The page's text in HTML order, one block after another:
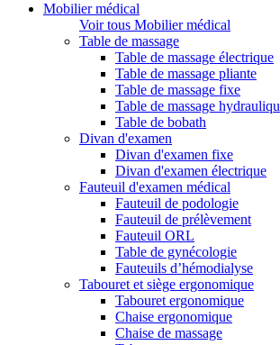
Mobilier médical
Voir tous Mobilier médical
Table de massage
Table de massage électrique
Table de massage pliante
Table de massage fixe
Table de massage
Table de bobath
Divan d'examen
Divan d'examen fixe
Divan d'examen électrique
Fauteuil d'examen médical
Fauteuil de podologie
Fauteuil de prélèvement
Fauteuil ORL
Table de gynécologie
Fauteuils d’hémodialyse
Tabouret et siège ergonomique
Tabouret ergonomique
Chaise ergonomique
Chaise de massage